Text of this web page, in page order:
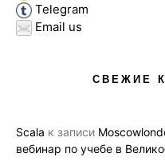
Telegram
Email us
СВЕЖИЕ
Scala к записи
вебинар по учебе в